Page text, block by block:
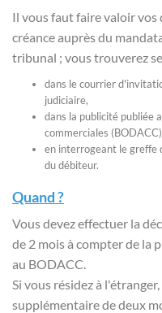
Il vous faut faire valoir
créance auprès du
tribunal ; vous trouverez
dans le courrier
judiciaire,
dans la publicité publiée
commerciales
en interrogeant le greffe
du débiteur.
Quand ?
Vous devez effectuer la
de 2 mois à compter de la
au BODACC.
Si vous résidez à
supplémentaire de deux